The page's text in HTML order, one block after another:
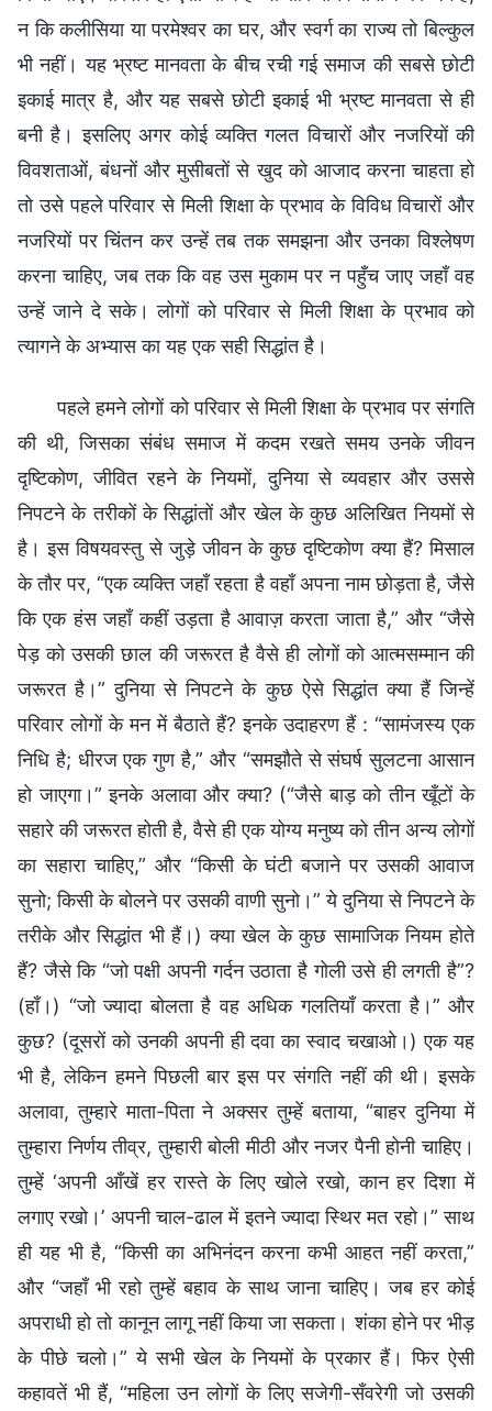
न कि कलीसिया या परमेश्वर का घर, और स्वर्ग का राज्य तो बिल्कुल
भी नहीं। यह भ्रष्ट मानवता के बीच रची गई समाज की सबसे छोटी
इकाई मात्र है, और यह सबसे छोटी इकाई भी भ्रष्ट मानवता से ही
बनी है। इसलिए अगर कोई व्यक्ति गलत विचारों और नजरियों की
विवशताओं, बंधनों और मुसीबतों से खुद को आजाद करना चाहता हो
तो उसे पहले परिवार से मिली शिक्षा के प्रभाव के विविध विचारों और
नजरियों पर चिंतन कर उन्हें तब तक समझना और उनका विश्लेषण
करना चाहिए, जब तक कि वह उस मुकाम पर न पहुँच जाए जहाँ वह
उन्हें जाने दे सके। लोगों को परिवार से मिली शिक्षा के प्रभाव को
त्यागने के अभ्यास का यह एक सही सिद्धांत है।
पहले हमने लोगों को परिवार से मिली शिक्षा के प्रभाव पर संगति
की थी, जिसका संबंध समाज में कदम रखते समय उनके जीवन
दृष्टिकोण, जीवित रहने के नियमों, दुनिया से व्यवहार और उससे
निपटने के तरीकों के सिद्धांतों और खेल के कुछ अलिखित नियमों से
है। इस विषयवस्तु से जुड़े जीवन के कुछ दृष्टिकोण क्या हैं? मिसाल
के तौर पर, “एक व्यक्‍ति जहाँ रहता है वहाँ अपना नाम छोड़ता है, जैसे
कि एक हंस जहाँ कहीं उड़ता है आवाज़ करता जाता है,” और “जैसे
पेड़ को उसकी छाल की जरूरत है वैसे ही लोगों को आत्मसम्मान की
जरूरत है।” दुनिया से निपटने के कुछ ऐसे सिद्धांत क्या हैं जिन्हें
परिवार लोगों के मन में बैठाते हैं? इनके उदाहरण हैं : “सामंजस्य एक
निधि है; धीरज एक गुण है,” और “समझौते से संघर्ष सुलटना आसान
हो जाएगा।” इनके अलावा और क्या? (“जैसे बाड़ को तीन खूँटों के
सहारे की जरूरत होती है, वैसे ही एक योग्य मनुष्य को तीन अन्य लोगों
का सहारा चाहिए,” और “किसी के घंटी बजाने पर उसकी आवाज
सुनो; किसी के बोलने पर उसकी वाणी सुनो।” ये दुनिया से निपटने के
तरीके और सिद्धांत भी हैं।) क्या खेल के कुछ सामाजिक नियम होते
हैं? जैसे कि “जो पक्षी अपनी गर्दन उठाता है गोली उसे ही लगती है”?
(हाँ।) “जो ज्यादा बोलता है वह अधिक गलतियाँ करता है।” और
कुछ? (दूसरों को उनकी अपनी ही दवा का स्वाद चखाओ।) एक यह
भी है, लेकिन हमने पिछली बार इस पर संगति नहीं की थी। इसके
अलावा, तुम्हारे माता-पिता ने अक्सर तुम्हें बताया, “बाहर दुनिया में
तुम्हारा निर्णय तीव्र, तुम्हारी बोली मीठी और नजर पैनी होनी चाहिए।
तुम्हें ‘अपनी आँखें हर रास्ते के लिए खोले रखो, कान हर दिशा में
लगाए रखो।’ अपनी चाल-ढाल में इतने ज्यादा स्थिर मत रहो।” साथ
ही यह भी है, “किसी का अभिनंदन करना कभी आहत नहीं करता,”
और “जहाँ भी रहो तुम्हें बहाव के साथ जाना चाहिए। जब हर कोई
अपराधी हो तो कानून लागू नहीं किया जा सकता। शंका होने पर भीड़
के पीछे चलो।” ये सभी खेल के नियमों के प्रकार हैं। फिर ऐसी
कहावतें भी हैं, “महिला उन लोगों के लिए सजेगी-सँवरेगी जो उसकी